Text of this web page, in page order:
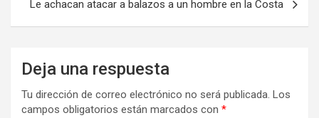
Le achacan atacar a balazos a un hombre en la Costa
Deja una respuesta
Tu dirección de correo electrónico no será publicada. Los
campos obligatorios están marcados con *